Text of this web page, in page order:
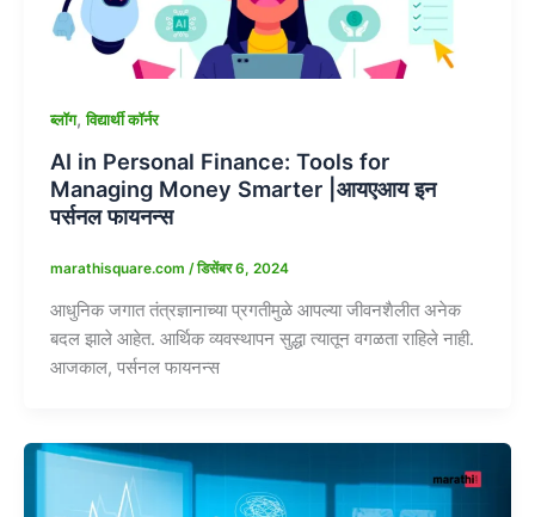
ब्लॉग,विद्यार्थी कॉर्नर
AI in Personal Finance: Tools for
Managing Money Smarter |आयएआय इन
पर्सनल फायनन्स
marathisquare.com /डिसेंबर 6, 2024
आधुनिक जगात तंत्रज्ञानाच्या प्रगतीमुळे आपल्या जीवनशैलीत अनेक
बदल झाले आहेत. आर्थिक व्यवस्थापन सुद्धा त्यातून वगळता राहिले नाही.
आजकाल, पर्सनल फायनन्स